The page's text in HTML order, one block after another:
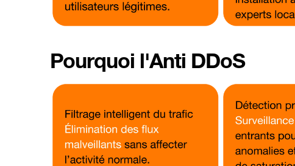
Pourquoi l'Anti DDoS